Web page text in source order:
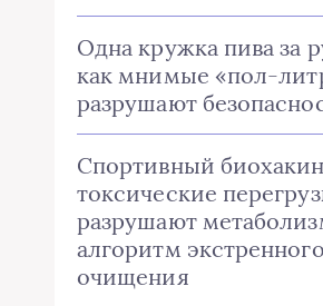
Одна кружка пива за
как мнимые «пол-
разрушают
Спортивный
токсические
разрушают
алгоритм экстренного
очищения